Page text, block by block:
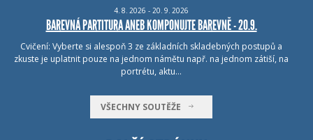
4. 8. 2026 - 20. 9. 2026
BAREVNÁ PARTITURA ANEB KOMPONUJTE BAREVNĚ - 20.9.
Cvičení: Vyberte si alespoň 3 ze základních skladebných postupů a
zkuste je uplatnit pouze na jednom námětu např. na jednom zátiší, na
portrétu, aktu…
VŠECHNY SOUTĚŽE